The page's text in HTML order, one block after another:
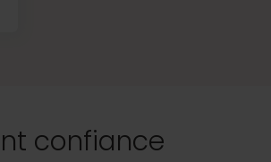
confiance